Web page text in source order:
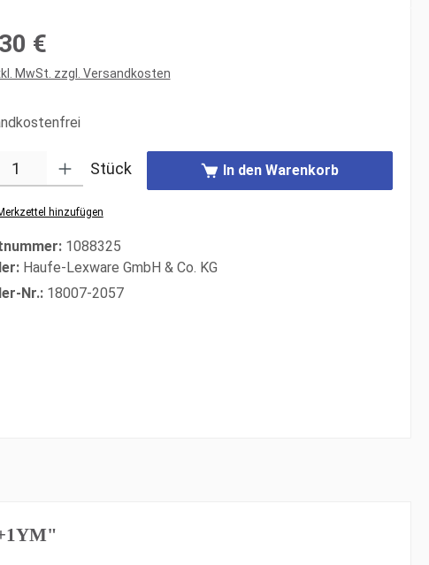
Preis:
€
MwSt. zzgl. Versandkosten
Gib den gewünschten Wert ein oder benutze die Schaltflächen um
Stück In den Warenkorb
hinzufügen
1088325
Haufe-Lexware GmbH & Co. KG
Nr.: 18007-2057